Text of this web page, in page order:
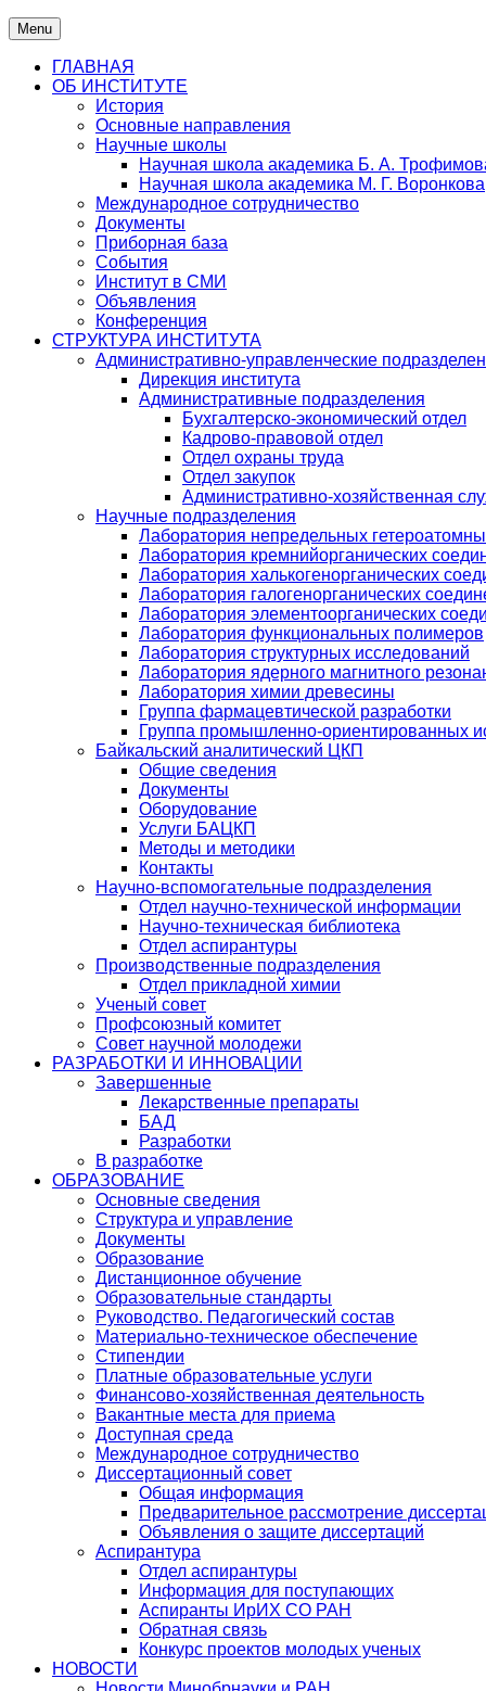
Menu
ГЛАВНАЯ
ОБ ИНСТИТУТЕ
История
Основные направления
Научные школы
Научная школа академика Б. А.
Научная школа академика М. Г. Воронкова
Международное сотрудничество
Документы
Приборная база
События
Институт в СМИ
Объявления
Конференция
СТРУКТУРА ИНСТИТУТА
Административно-управленческие
Дирекция института
Административные подразделения
Бухгалтерско-экономический отдел
Кадрово-правовой отдел
Отдел охраны труда
Отдел закупок
Административно-хозяйственная
Научные подразделения
Лаборатория непредельных
Лаборатория кремнийорганических
Лаборатория халькогенорганических
Лаборатория галогенорганических
Лаборатория элементоорганических
Лаборатория функциональных полимеров
Лаборатория структурных исследований
Лаборатория ядерного магнитного
Лаборатория химии древесины
Группа фармацевтической разработки
Группа промышленно-ориентированных
Байкальский аналитический ЦКП
Общие сведения
Документы
Оборудование
Услуги БАЦКП
Методы и методики
Контакты
Научно-вспомогательные подразделения
Отдел научно-технической информации
Научно-техническая библиотека
Отдел аспирантуры
Производственные подразделения
Отдел прикладной химии
Ученый совет
Профсоюзный комитет
Совет научной молодежи
РАЗРАБОТКИ И ИННОВАЦИИ
Завершенные
Лекарственные препараты
БАД
Разработки
В разработке
ОБРАЗОВАНИЕ
Основные сведения
Структура и управление
Документы
Образование
Дистанционное обучение
Образовательные стандарты
Руководство. Педагогический состав
Материально-техническое обеспечение
Стипендии
Платные образовательные услуги
Финансово-хозяйственная деятельность
Вакантные места для приема
Доступная среда
Международное сотрудничество
Диссертационный совет
Общая информация
Предварительное рассмотрение
Объявления о защите диссертаций
Аспирантура
Отдел аспирантуры
Информация для поступающих
Аспиранты ИрИХ СО РАН
Обратная связь
Конкурс проектов молодых ученых
НОВОСТИ